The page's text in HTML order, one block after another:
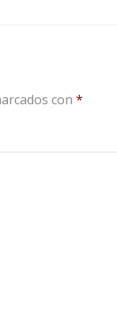
con *